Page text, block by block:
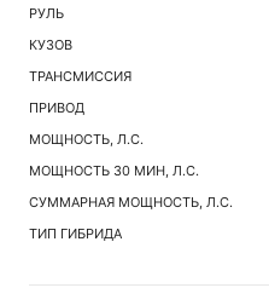
РУЛЬ
КУЗОВ
ТРАНСМИССИЯ
ПРИВОД
МОЩНОСТЬ, Л.С.
МОЩНОСТЬ 30 МИН, Л.С.
СУММАРНАЯ МОЩНОСТЬ, Л.С.
ТИП ГИБРИДА